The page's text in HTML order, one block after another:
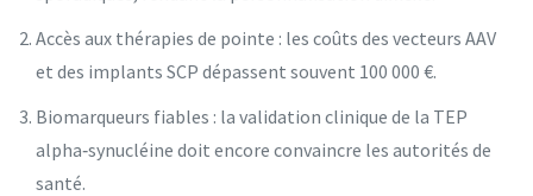
Accès aux thérapies de pointe : les coûts des vecteurs AAV
et des implants SCP dépassent souvent 100 000 €.
Biomarqueurs fiables : la validation clinique de la TEP
alpha‑synucléine doit encore convaincre les autorités de
santé.